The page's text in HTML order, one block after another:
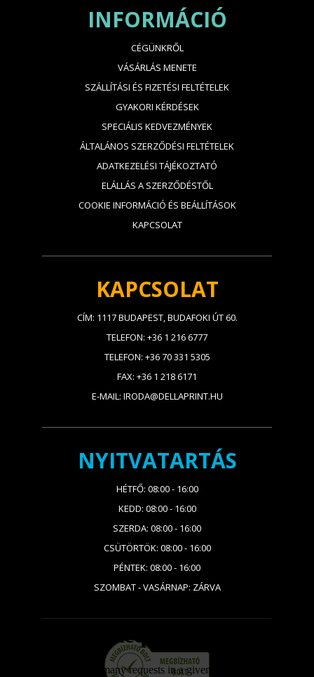
INFORMÁCIÓ
CÉGÜNKRŐL
VÁSÁRLÁS MENETE
SZÁLLÍTÁSI ÉS FIZETÉSI FELTÉTELEK
GYAKORI KÉRDÉSEK
SPECIÁLIS KEDVEZMÉNYEK
ÁLTALÁNOS SZERZŐDÉSI FELTÉTELEK
ADATKEZELÉSI TÁJÉKOZTATÓ
ELÁLLÁS A SZERZŐDÉSTŐL
COOKIE INFORMÁCIÓ ÉS BEÁLLÍTÁSOK
KAPCSOLAT
KAPCSOLAT
CÍM: 1117 BUDAPEST, BUDAFOKI ÚT 60.
TELEFON: +36 1 216 6777
TELEFON: +36 70 331 5305
FAX: +36 1 218 6171
E-MAIL: IRODA@DELLAPRINT.HU
NYITVATARTÁS
HÉTFŐ: 08:00 - 16:00
KEDD: 08:00 - 16:00
SZERDA: 08:00 - 16:00
CSÜTÖRTÖK: 08:00 - 16:00
PÉNTEK: 08:00 - 16:00
SZOMBAT - VASÁRNAP: ZÁRVA